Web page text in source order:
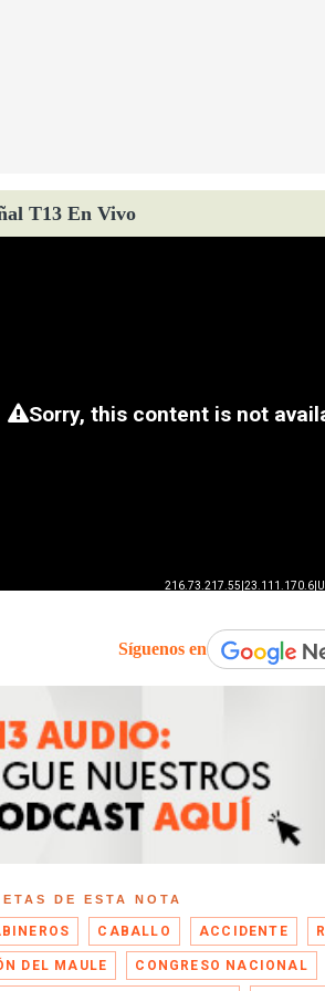
T13 En Vivo
Síguenos en
DE ESTA NOTA
CABALLO ACCIDENTE
DEL MAULE CONGRESO NACIONAL